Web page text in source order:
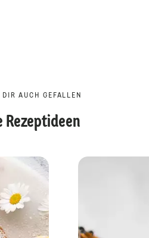
AUCH GEFALLEN
Rezeptideen